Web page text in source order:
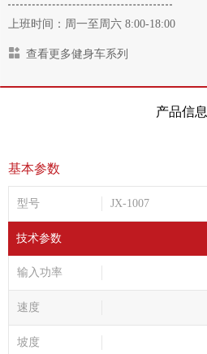
上班时间：周一至周六 8:00-18:00
查看更多健身车系列
产品信息
基本参数
型号 JX-1007
技术参数
输入功率
速度
坡度